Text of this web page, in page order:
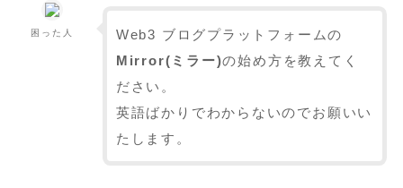
困った人
Web3 ブログプラットフォームの
Mirror(ミラー)の始め方を教えてく
ださい。
英語ばかりでわからないのでお願いい
たします。